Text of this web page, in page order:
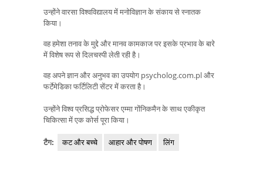
उन्होंने वारसा विश्वविद्यालय में मनोविज्ञान के संकाय से स्नातक
किया।
वह हमेशा तनाव के मुद्दे और मानव कामकाज पर इसके प्रभाव के बारे
में विशेष रूप से दिलचस्पी लेती रही है।
वह अपने ज्ञान और अनुभव का उपयोग psycholog.com.pl और
फर्टेमेडिका फर्टिलिटी सेंटर में करता है।
उन्होंने विश्व प्रसिद्ध प्रोफेसर एम्मा गोंनिकमैन के साथ एकीकृत
चिकित्सा में एक कोर्स पूरा किया।
टैग: कट और बच्चे आहार और पोषण लिंग